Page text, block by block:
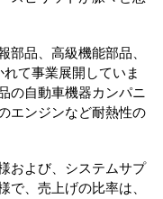
部品、高級機能部品、
て事業展開していま
の自動車機器カンパニ
エンジンなど耐熱性の
および、システムサプ
で、売上げの比率は、